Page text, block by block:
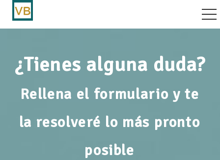
por palanca
¿Tienes alguna duda?
Rellena el formulario y te
la resolveré lo más pronto
posible